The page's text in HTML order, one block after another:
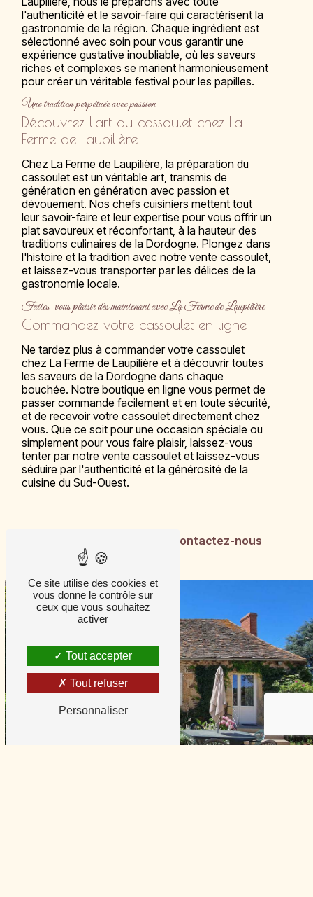
l'authenticité et le savoir-faire qui caractérisent la
gastronomie de la région. Chaque ingrédient est
sélectionné avec soin pour vous garantir une
expérience gustative inoubliable, où les saveurs
riches et complexes se marient harmonieusement
pour créer un véritable festival pour les papilles.
Une tradition perpétuée avec passion
Découvrez l'art du cassoulet chez La
Ferme de Laupilière
Chez La Ferme de Laupilière, la préparation du
cassoulet est un véritable art, transmis de
génération en génération avec passion et
dévouement. Nos chefs cuisiniers mettent tout
leur savoir-faire et leur expertise pour vous offrir un
plat savoureux et réconfortant, à la hauteur des
traditions culinaires de la Dordogne. Plongez dans
l'histoire et la tradition avec notre vente cassoulet,
et laissez-vous transporter par les délices de la
gastronomie locale.
Faites-vous plaisir dès maintenant avec La Ferme de Laupilière
Commandez votre cassoulet en ligne
Ne tardez plus à commander votre cassoulet
chez La Ferme de Laupilière et à découvrir toutes
les saveurs de la Dordogne dans chaque
bouchée. Notre boutique en ligne vous permet de
passer commande facilement et en toute sécurité,
et de recevoir votre cassoulet directement chez
vous. Que ce soit pour une occasion spéciale ou
simplement pour vous faire plaisir, laissez-vous
tenter par notre vente cassoulet et laissez-vous
séduire par l'authenticité et la générosité de la
cuisine du Sud-Ouest.
Contactez-nous
Ce site utilise des cookies et
vous donne le contrôle sur
ceux que vous souhaitez
activer
Tout accepter
Tout refuser
Personnaliser